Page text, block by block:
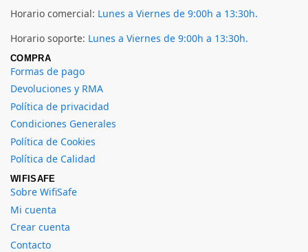
Horario comercial: Lunes a Viernes de 9:00h a 13:30h.
Horario soporte: Lunes a Viernes de 9:00h a 13:30h.
COMPRA
Formas de pago
Devoluciones y RMA
Política de privacidad
Condiciones Generales
Política de Cookies
Política de Calidad
WIFISAFE
Sobre WifiSafe
Mi cuenta
Crear cuenta
Contacto